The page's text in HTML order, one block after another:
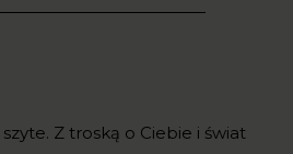
Z troską o Ciebie i świat